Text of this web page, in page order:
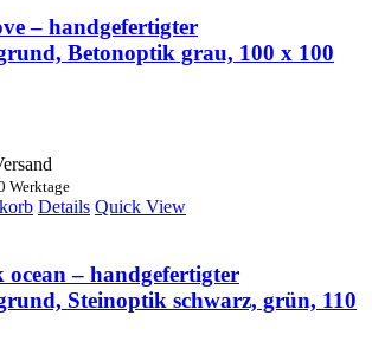
– handgefertigter
Betonoptik grau, 100 x 100
Werktage
Details Quick View
– handgefertigter
Steinoptik schwarz, grün, 110